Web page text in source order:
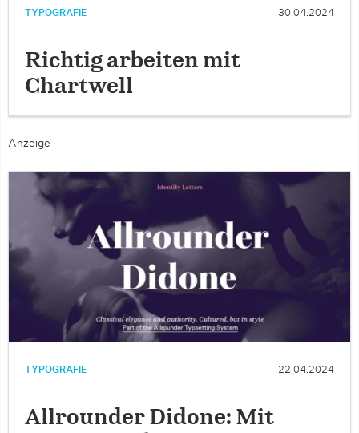
TYPOGRAFIE 30.04.2024
Richtig arbeiten mit
Chartwell
Anzeige
TYPOGRAFIE 22.04.2024
Allrounder Didone: Mit